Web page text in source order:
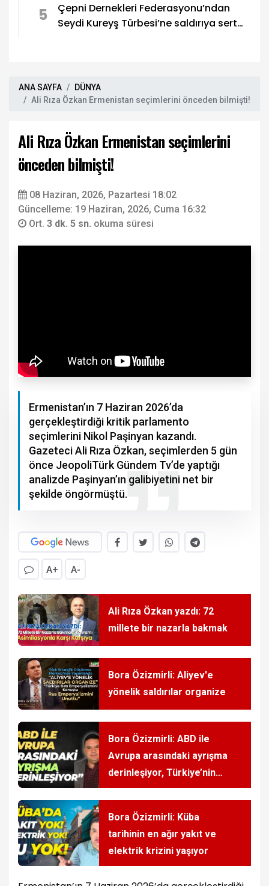
5
Çepni Dernekleri Federasyonu’ndan
Seydi Kureyş Türbesi’ne saldırıya sert
ANA SAYFA
DÜNYA
Ali Rıza Özkan Ermenistan seçimlerini önceden bilmişti!
Ali Rıza Özkan Ermenistan seçimlerini
önceden bilmişti!
08 Haziran, 2026, Pazartesi 18:02
Güncelleme: 19 Haziran, 2026, Cuma 16:32
Ort. 3 dk. 5 sn. okuma süresi
Ermenistan’ın 7 Haziran 2026’da
gerçekleştirdiği kritik parlamento
seçimlerini Nikol Paşinyan kazandı.
Gazeteci Ali Rıza Özkan, seçimlerden 5 gün
önce JeopoliTürk Gündem Tv’de yaptığı
analizde Paşinyan’ın galibiyetini net bir
şekilde öngörmüştü.
A+ A-
Ali Rıza Özkan yazdı: 72
millete bir nazarla bakmak
Bora Özizmirli: Aliyev'e
yönelik saldırılar organize
Bora Özizmirli: ABD ile
Avrupa arasındaki ayrışma
derinleşiyor, Türkiye’nin
önemi artıyor
Bora Özizmirli: Küba
tarihinin en ağır yakıt ve
elektrik krizini yaşıyor